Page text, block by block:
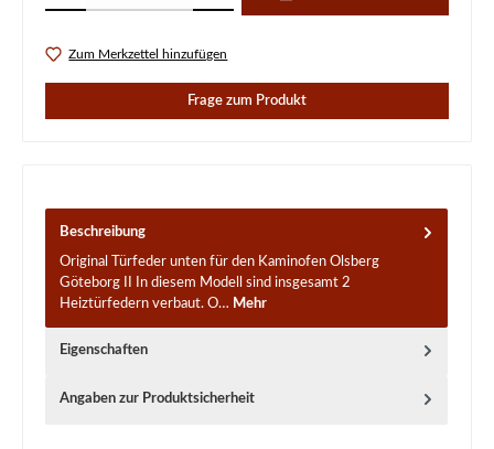
Zum Merkzettel hinzufügen
Frage zum Produkt
Beschreibung
Original Türfeder unten für den Kaminofen Olsberg
Göteborg II In diesem Modell sind insgesamt 2
Heiztürfedern verbaut. O… Mehr
Eigenschaften
Angaben zur Produktsicherheit